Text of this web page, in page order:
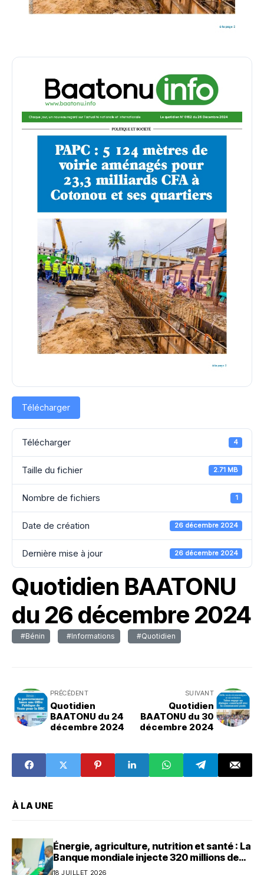
Télécharger
Télécharger 4
Taille du fichier 2.71 MB
Nombre de fichiers 1
Date de création 26 décembre 2024
Dernière mise à jour 26 décembre 2024
Quotidien BAATONU
du 26 décembre 2024
#Bénin #Informations #Quotidien
PRÉCÉDENT
Quotidien
BAATONU du 24
décembre 2024
SUIVANT
Quotidien
BAATONU du 30
décembre 2024
À LA UNE
Énergie, agriculture, nutrition et santé : La
Banque mondiale injecte 320 millions de
dollars au Bénin
18 JUILLET 2026